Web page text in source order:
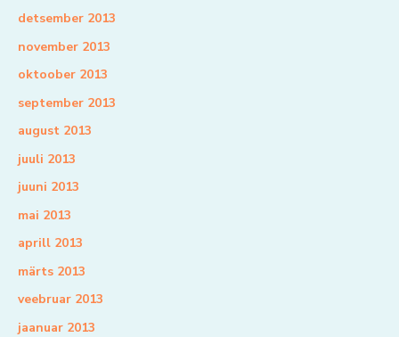
detsember 2013
november 2013
oktoober 2013
september 2013
august 2013
juuli 2013
juuni 2013
mai 2013
aprill 2013
märts 2013
veebruar 2013
jaanuar 2013